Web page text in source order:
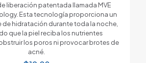
liberación patentada llamada MVE
Esta tecnología proporciona un
hidratación durante toda la noche,
que la piel reciba los nutrientes
los poros ni provocar brotes de
acné.